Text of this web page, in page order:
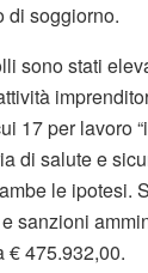
di soggiorno.
sono stati
17 per lavoro
di salute e
le ipotesi.
sanzioni
€ 475.932,00.